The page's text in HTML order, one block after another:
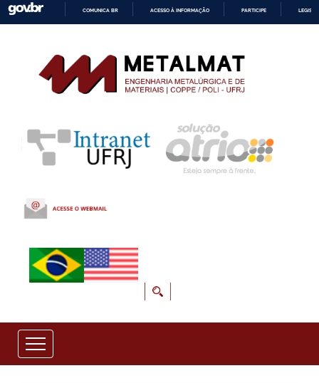
CONTEÚDO
COMUNICA BR ACESSO À INFORMAÇÃO PARTICIPE